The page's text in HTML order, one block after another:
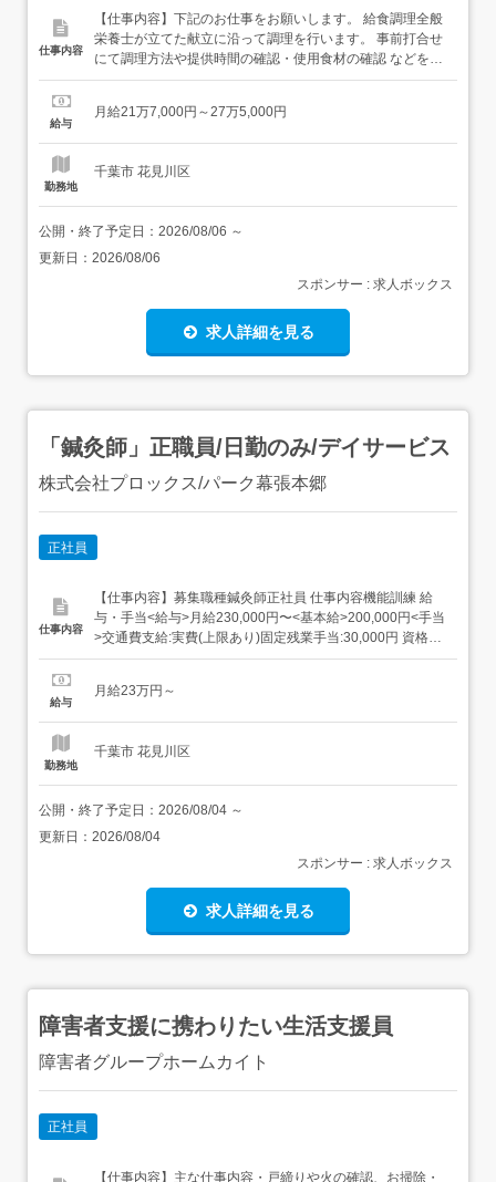
仕事内容
【仕事内容】下記のお仕事をお願いします。 給食調理全般
栄養士が立てた献立に沿って調理を行います。 事前打合せ
にて調理方法や提供時間の確認・使用食材の確認 などを行
います。 当日は下処理～切裁～調理～配缶～午前使用器具
提出と なります。 書類作成 自治体への提出書類および会
給与
月給21万7,000円～27万5,000円
勤務地
千葉市 花見川区
公開・終了予定日： 2026/08/06 ～
更新日： 2026/08/06
スポンサー : 求人ボックス
求人詳細を見る
「鍼灸師」正職員/日勤のみ/デイサービス
株式会社プロックス/パーク幕張本郷
正社員
仕事内容
【仕事内容】募集職種鍼灸師正社員 仕事内容機能訓練 給
与・手当<給与>月給230,000円〜<基本給>200,000円<手当
>交通費支給:実費(上限あり)固定残業手当:30,000円 資格資
格必須:はり師、きゅう師 勤務時間日勤専従1日勤:8:00～
フト相談可 休日・休暇完全週休2...
給与
月給23万円～
勤務地
千葉市 花見川区
公開・終了予定日： 2026/08/04 ～
更新日： 2026/08/04
スポンサー : 求人ボックス
求人詳細を見る
障害者支援に携わりたい生活支援員
障害者グループホームカイト
正社員
【仕事内容】主な仕事内容・戸締りや火の確認、お掃除・